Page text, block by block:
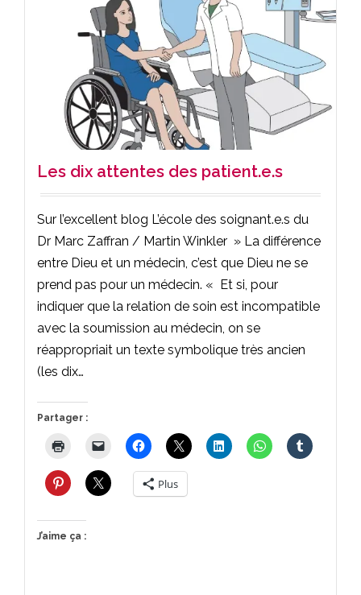
Les dix attentes des patient.e.s
Sur l’excellent blog L’école des soignant.e.s du
Dr Marc Zaffran / Martin Winkler » La différence
entre Dieu et un médecin, c’est que Dieu ne se
prend pas pour un médecin. « Et si, pour
indiquer que la relation de soin est incompatible
avec la soumission au médecin, on se
réappropriait un texte symbolique très ancien
(les dix…
Partager :
Plus
J’aime ça :